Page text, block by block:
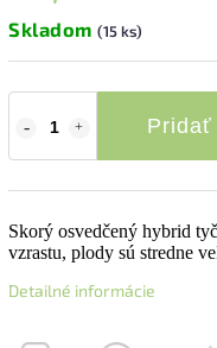
Skladom (15 ks)
Pridať
Skorý osvedčený hybrid
vzrastu, plody sú stredne
Detailné informácie